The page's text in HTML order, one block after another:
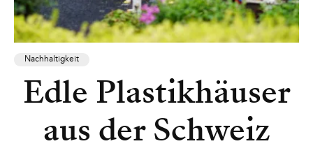
Nachhaltigkeit
Edle Plastikhäuser
aus der Schweiz